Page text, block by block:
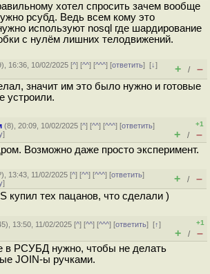
хотел спросить зачем вообще
рсубд. Ведь всем кому это
используют nosql где шардирование
с нулём лишних телодвижений.
), 16:36, 10/02/2025 [^] [^^] [^^^] [ответить][↓]
+ / –
значит им это было нужно и готовые
устроили.
(8), 20:09, 10/02/2025 [^] [^^] [^^^] [ответить]
]
+1
+ / –
Возможно даже просто эксперимент.
), 13:43, 11/02/2025 [^] [^^] [^^^] [ответить]
] + / –
купил тех пацанов, что сделали )
), 13:50, 11/02/2025 [^] [^^] [^^^] [ответить][↑]
+1
+ / –
в РСУБД нужно, чтобы не делать
JOIN-ы ручками.